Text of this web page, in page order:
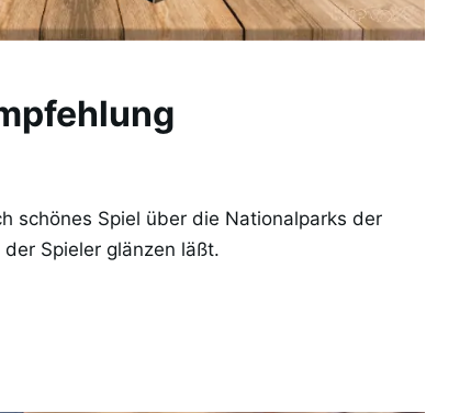
schönes Spiel über die Nationalparks der
Spieler glänzen läßt.